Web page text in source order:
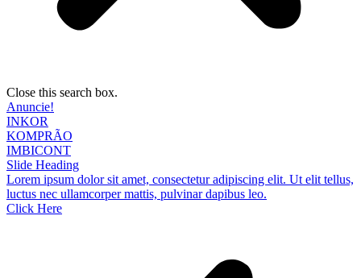
Close this search box.
Anuncie!
INKOR
KOMPRÃO
IMBICONT
Slide Heading
Lorem ipsum dolor sit amet, consectetur adipiscing elit. Ut elit tellus,
luctus nec ullamcorper mattis, pulvinar dapibus leo.
Click Here